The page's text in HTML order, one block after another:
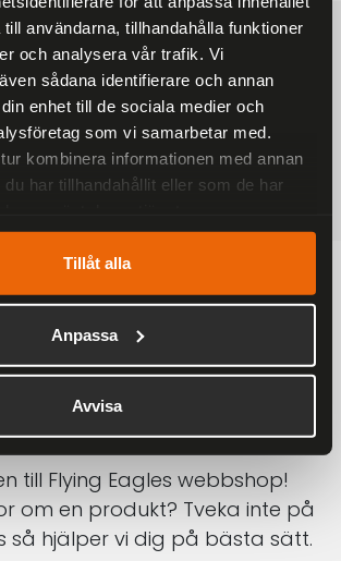
användarna, tillhandahålla funktioner
och analysera vår trafik. Vi
sådana identifierare och annan
enhet till de sociala medier och
som vi samarbetar med.
kombinera informationen med annan
har tillhandahållit eller som de har
Tillåt alla
Anpassa
Avvisa
ordrar över 2000 kr
LEVERANS
Sverige med DHL
BETALNINGAR
Klarna eller Swish
till Flying Eagles webbshop!
om en produkt? Tveka inte på
så hjälper vi dig på bästa sätt.